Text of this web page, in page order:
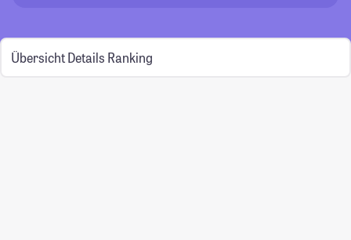
Übersicht Details Ranking